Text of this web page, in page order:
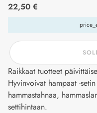
price_label
22,50 €
Raikkaat tuotteet
Hyvinvoivat hampaat -
hammastahnaa,
settihintaan.